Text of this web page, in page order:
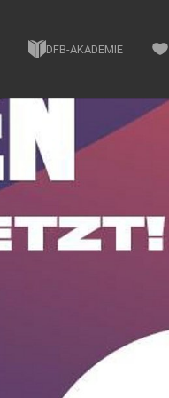
DFB-AKADEMIE